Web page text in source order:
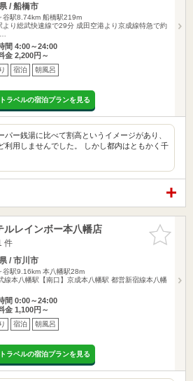
/ 船橋市
谷駅8.74km 船橋駅219m
より総武快速線で29分 成田空港より京成線特急で約
間 4:00～24:00
金 2,200円～
宿泊 朝風呂
ラベルの宿泊プランを見る
パー銭湯に比べて割高というイメージがあり、
利用しませんでした。 しかし都内はともかく千
お気に入
りに追加
ルレインボー本八幡店
件
/ 市川市
谷駅9.16km 本八幡駅28m
線本八幡駅【南口】京成本八幡駅 都営新宿線本八幡
間 0:00～24:00
金 1,100円～
宿泊 朝風呂
ラベルの宿泊プランを見る